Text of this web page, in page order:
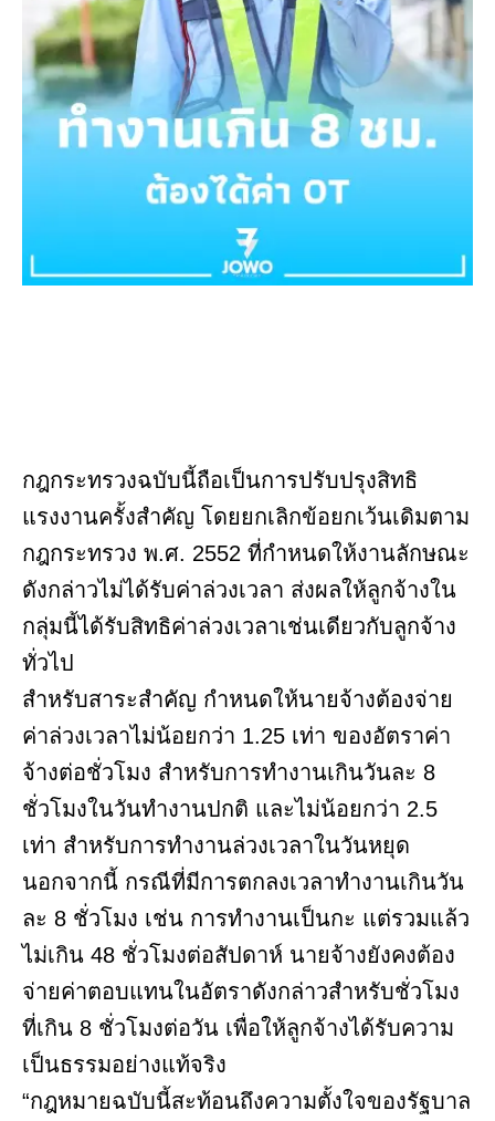
กฎกระทรวงฉบับนี้ถือเป็นการปรับปรุงสิทธิ
แรงงานครั้งสำคัญ โดยยกเลิกข้อยกเว้นเดิมตาม
กฎกระทรวง พ.ศ. 2552 ที่กำหนดให้งานลักษณะ
ดังกล่าวไม่ได้รับค่าล่วงเวลา ส่งผลให้ลูกจ้างใน
กลุ่มนี้ได้รับสิทธิค่าล่วงเวลาเช่นเดียวกับลูกจ้าง
ทั่วไป
สำหรับสาระสำคัญ กำหนดให้นายจ้างต้องจ่าย
ค่าล่วงเวลาไม่น้อยกว่า 1.25 เท่า ของอัตราค่า
จ้างต่อชั่วโมง สำหรับการทำงานเกินวันละ 8
ชั่วโมงในวันทำงานปกติ และไม่น้อยกว่า 2.5
เท่า สำหรับการทำงานล่วงเวลาในวันหยุด
นอกจากนี้ กรณีที่มีการตกลงเวลาทำงานเกินวัน
ละ 8 ชั่วโมง เช่น การทำงานเป็นกะ แต่รวมแล้ว
ไม่เกิน 48 ชั่วโมงต่อสัปดาห์ นายจ้างยังคงต้อง
จ่ายค่าตอบแทนในอัตราดังกล่าวสำหรับชั่วโมง
ที่เกิน 8 ชั่วโมงต่อวัน เพื่อให้ลูกจ้างได้รับความ
เป็นธรรมอย่างแท้จริง
“กฎหมายฉบับนี้สะท้อนถึงความตั้งใจของรัฐบาล